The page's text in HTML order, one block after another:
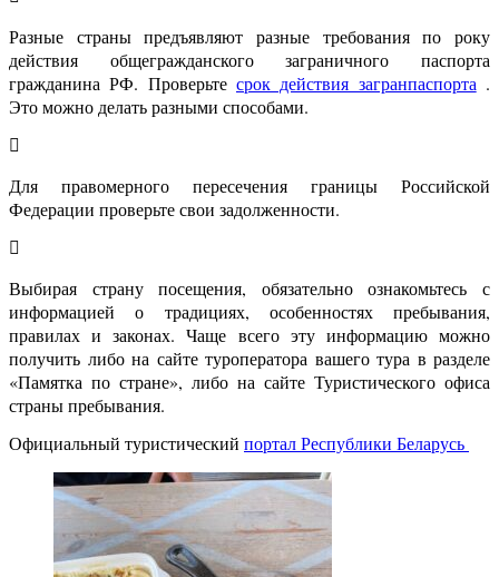
Разные страны предъявляют разные требования по року
действия общегражданского заграничного паспорта
гражданина РФ. Проверьте срок действия загранпаспорта .
Это можно делать разными способами.
Для правомерного пересечения границы Российской
Федерации проверьте свои задолженности.
Выбирая страну посещения, обязательно ознакомьтесь с
информацией о традициях, особенностях пребывания,
правилах и законах. Чаще всего эту информацию можно
получить либо на сайте туроператора вашего тура в разделе
«Памятка по стране», либо на сайте Туристического офиса
страны пребывания.
Официальный туристический портал Республики Беларусь